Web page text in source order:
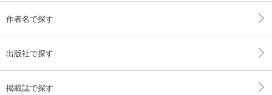
作者名で探す
出版社で探す
掲載誌で探す